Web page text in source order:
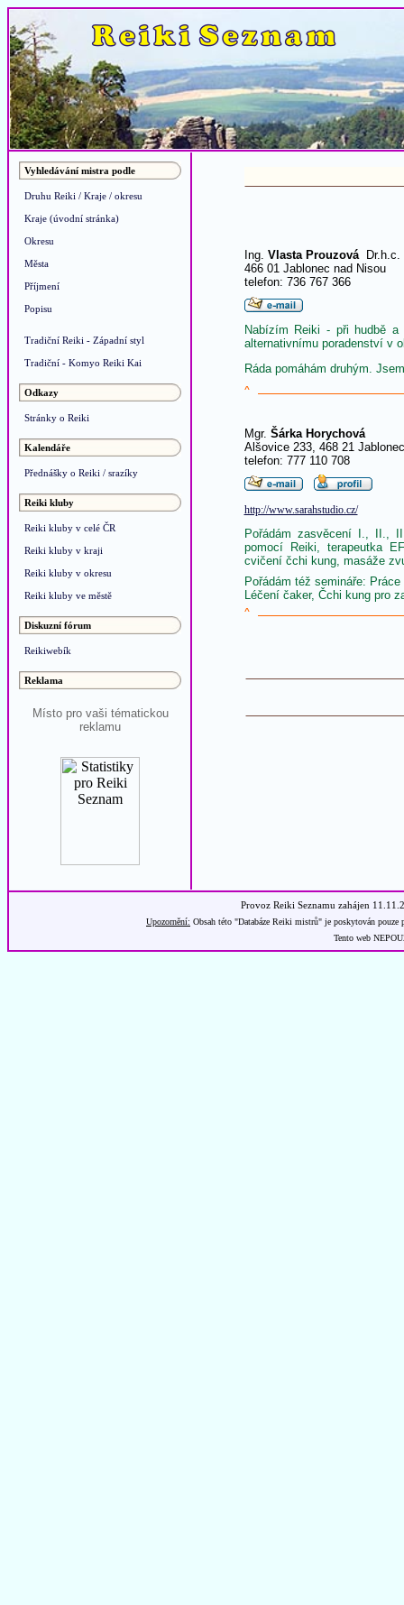
Vyhledávání mistra podle
Druhu Reiki / Kraje / okresu
Kraje (úvodní stránka)
Okresu
Města
Příjmení
Popisu
Tradiční Reiki - Západní styl
Tradiční - Komyo Reiki Kai
Odkazy
Stránky o Reiki
Kalendáře
Přednášky o Reiki / srazíky
Reiki kluby
Reiki kluby v celé ČR
Reiki kluby v kraji
Reiki kluby v okresu
Reiki kluby ve městě
Diskuzní fórum
Reikiwebík
Reklama
Místo pro vaši tématickou
reklamu
Ing. Vlasta ProuzováDr.h.c.
466 01 Jablonec nad Nisou
telefon: 736 767 366
Nabízím Reiki - při hudbě a
alternativnímu poradenství v
Ráda pomáhám druhým.
^
Mgr. Šárka Horychová
Alšovice 233, 468 21
telefon: 777 110 708
http://www.sarahstudio.cz/
Pořádám zasvěcení I., II.,
pomocí Reiki, terapeutka
cvičení čchi kung, masáže
Pořádám též semináře:
Léčení čaker, Čchi kung pro
^
Provoz Reiki Seznamu zahájen
Upozornění: Obsah této "Databáze Reiki mistrů" je poskytován
Tento web